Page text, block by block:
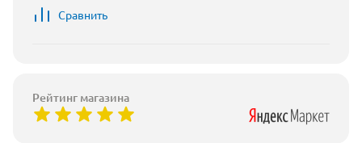
Сравнить
Рейтинг магазина